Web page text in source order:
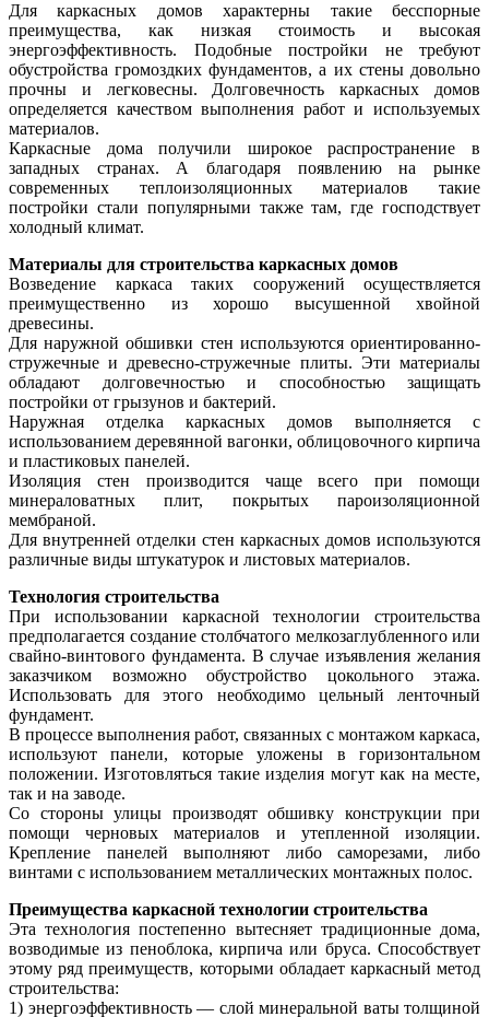
Для каркасных домов характерны такие бесспорные
преимущества, как низкая стоимость и высокая
энергоэффективность. Подобные постройки не требуют
обустройства громоздких фундаментов, а их стены довольно
прочны и легковесны. Долговечность каркасных домов
определяется качеством выполнения работ и используемых
материалов.
Каркасные дома получили широкое распространение в
западных странах. А благодаря появлению на рынке
современных теплоизоляционных материалов такие
постройки стали популярными также там, где господствует
холодный климат.
Материалы для строительства каркасных домов
Возведение каркаса таких сооружений осуществляется
преимущественно из хорошо высушенной хвойной
древесины.
Для наружной обшивки стен используются ориентированно-
стружечные и древесно-стружечные плиты. Эти материалы
обладают долговечностью и способностью защищать
постройки от грызунов и бактерий.
Наружная отделка каркасных домов выполняется с
использованием деревянной вагонки, облицовочного кирпича
и пластиковых панелей.
Изоляция стен производится чаще всего при помощи
минераловатных плит, покрытых пароизоляционной
мембраной.
Для внутренней отделки стен каркасных домов используются
различные виды штукатурок и листовых материалов.
Технология строительства
При использовании каркасной технологии строительства
предполагается создание столбчатого мелкозаглубленного или
свайно-винтового фундамента. В случае изъявления желания
заказчиком возможно обустройство цокольного этажа.
Использовать для этого необходимо цельный ленточный
фундамент.
В процессе выполнения работ, связанных с монтажом каркаса,
используют панели, которые уложены в горизонтальном
положении. Изготовляться такие изделия могут как на месте,
так и на заводе.
Со стороны улицы производят обшивку конструкции при
помощи черновых материалов и утепленной изоляции.
Крепление панелей выполняют либо саморезами, либо
винтами с использованием металлических монтажных полос.
Преимущества каркасной технологии строительства
Эта технология постепенно вытесняет традиционные дома,
возводимые из пеноблока, кирпича или бруса. Способствует
этому ряд преимуществ, которыми обладает каркасный метод
строительства:
1) энергоэффективность — слой минеральной ваты толщиной